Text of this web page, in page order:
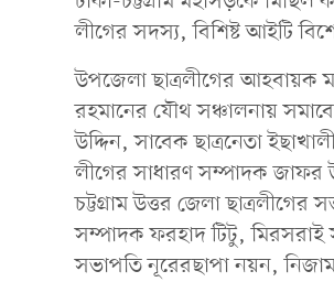
লীগের সদস্য, বিশিষ্ট আইটি
উপজেলা ছাত্রলীগের আহবায়ক
রহমানের যৌথ সঞ্চালনায়
উদ্দিন, সাবেক ছাত্রনেতা
লীগের সাধারণ সম্পাদক
চট্টগ্রাম উত্তর জেলা
সম্পাদক ফরহাদ টিটু, মিরসরাই
সভাপতি নূরেরছাপা নয়ন,